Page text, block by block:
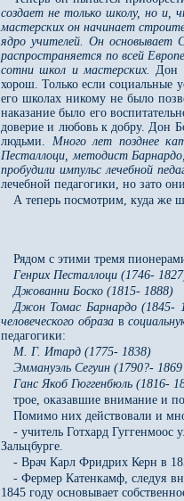
создает не только школу, но и,
мастерских он начинает
ядро учителей. Он основывает
распространяется по всей
сотни школ и мастерских.Дон
хорош. Только если социальные
его школах никому не было
наказание было его
доверие и любовь к добру. Дон
людьми. Много лет позднее
Песталлоци, методист
пробудили импульс лечебной
лечебной педагогики, но зато
А теперь посмотрим, куда же
Рядом с этими тремя
Генрих Песталлоци (1746-
Джованни Боско (1815- 1888)
Джон Томас Барнардо (1845-
человеческого образав
педагогики:
М. Г. Итард (1775- 1838)
Эммануэль Сегуин (1790?-
Ганс Якоб Гюггенбюль (1816-
трое, оказавшие внимание и
Помимо них действовали и
- учитель Готхард Гуггенмоос
Зальцбурге.
- Врач Карл Фридрих Керн в
- Фермер Катенкамф, следуя
1845 году основывает